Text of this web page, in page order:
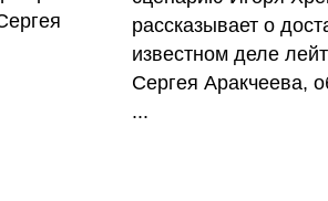
рассказывает о
известном деле
Сергея Аракчеева,
...